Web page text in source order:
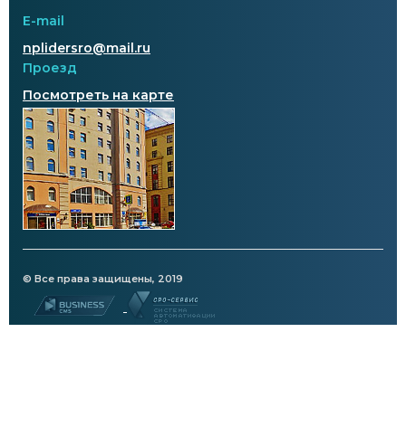
E-mail
nplidersro@mail.ru
Проезд
Посмотреть на карте
© Все права защищены, 2019